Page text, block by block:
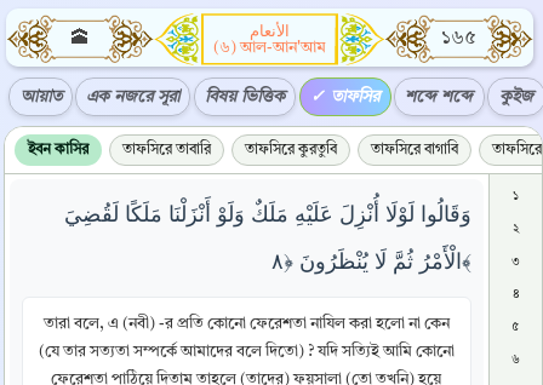
🕋
الأنعام
(৬) আল-আন'আম
১৬৫
আয়াত এক নজরে সূরা বিষয় ভিত্তিক তাফসির শব্দে শব্দে কুইজ
ইবন কাসির তাফসিরে তাবারি তাফসিরে কুরতুবি তাফসিরে বাগাবি তাফসিরে
وَقَالُوا لَوْلَا أُنْزِلَ عَلَيْهِ مَلَكٌ وَلَوْ أَنْزَلْنَا مَلَكًا لَقُضِيَ
الْأَمْرُ ثُمَّ لَا يُنْظَرُونَ ﴿٨﴾
তারা বলে, এ (নবী) -র প্রতি কোনো ফেরেশতা নাযিল করা হলো না কেন
(যে তার সত্যতা সম্পর্কে আমাদের বলে দিতো) ? যদি সত্যিই আমি কোনো
ফেরেশতা পাঠিয়ে দিতাম তাহলে (তাদের) ফয়সালা (তো তখনি) হয়ে
১
২
৩
৪
৫
৬